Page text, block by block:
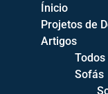
DECOR
Ínicio
Projetos de
Artigos
Sofás